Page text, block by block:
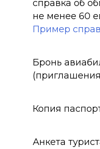
справка об
не менее 60
Пример
Бронь
Копия
Анкета